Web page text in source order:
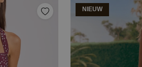
NIEUW